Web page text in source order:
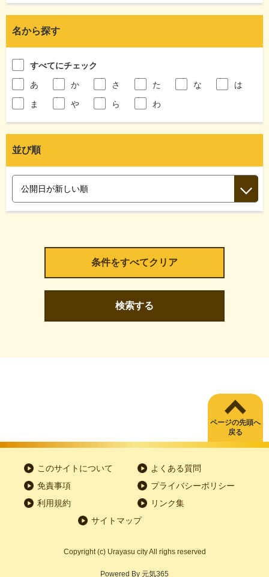
名から探す
すべてにチェック
あ
か さ た な
は
ま
や ら わ
並び順
検索する
ページの先頭へ
戻る
このサイトについて
よくある質問
免責事項
プライバシーポリシー
利用規約
リンク集
サイトマップ
Copyright(c) Urayasu city All righs reserved
Powered By 元気365